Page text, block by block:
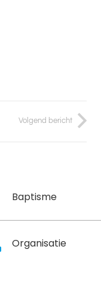
Volgend bericht
Baptisme
Organisatie